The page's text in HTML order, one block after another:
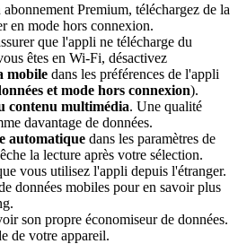
Premium, téléchargez de la
en mode hors connexion.
que l'appli ne télécharge du
êtes en Wi-Fi, désactivez
mobile dans les préférences de l'appli
et mode hors connexion).
contenu multimédia. Une qualité
davantage de données.
automatique dans les paramètres de
la lecture après votre sélection.
vous utilisez l'appli depuis l'étranger.
données mobiles pour en savoir plus
son propre économiseur de données.
de votre appareil.